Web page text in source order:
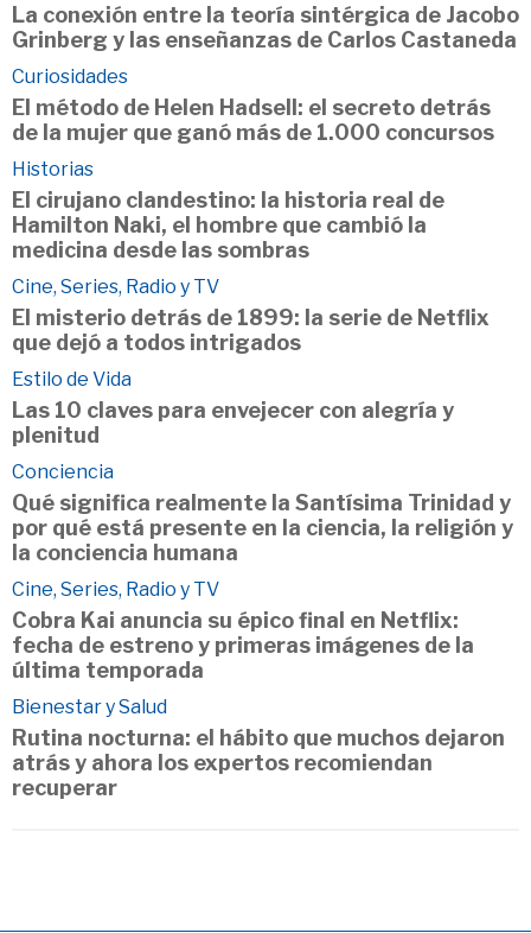
La conexión entre la teoría sintérgica de Jacobo
Grinberg y las enseñanzas de Carlos Castaneda
Curiosidades
El método de Helen Hadsell: el secreto detrás
de la mujer que ganó más de 1.000 concursos
Historias
El cirujano clandestino: la historia real de
Hamilton Naki, el hombre que cambió la
medicina desde las sombras
Cine, Series, Radio y TV
El misterio detrás de 1899: la serie de Netflix
que dejó a todos intrigados
Estilo de Vida
Las 10 claves para envejecer con alegría y
plenitud
Conciencia
Qué significa realmente la Santísima Trinidad y
por qué está presente en la ciencia, la religión y
la conciencia humana
Cine, Series, Radio y TV
Cobra Kai anuncia su épico final en Netflix:
fecha de estreno y primeras imágenes de la
última temporada
Bienestar y Salud
Rutina nocturna: el hábito que muchos dejaron
atrás y ahora los expertos recomiendan
recuperar